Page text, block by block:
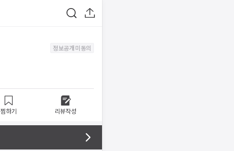
정보공개 미동의
찜하기 리뷰작성